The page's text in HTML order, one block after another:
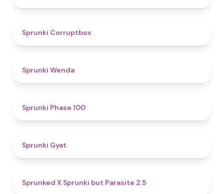
Sprunki Corruptbox
Sprunki Wenda
Sprunki Phase 100
Sprunki Gyat
Sprunked X Sprunki but Parasite 2.5